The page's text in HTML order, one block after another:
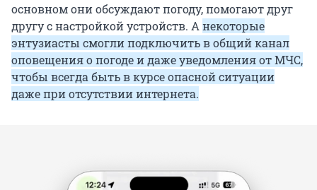
основном они обсуждают погоду, помогают друг
другу с настройкой устройств. А некоторые
энтузиасты смогли подключить в общий канал
оповещения о погоде и даже уведомления от МЧС,
чтобы всегда быть в курсе опасной ситуации
даже при отсутствии интернета.